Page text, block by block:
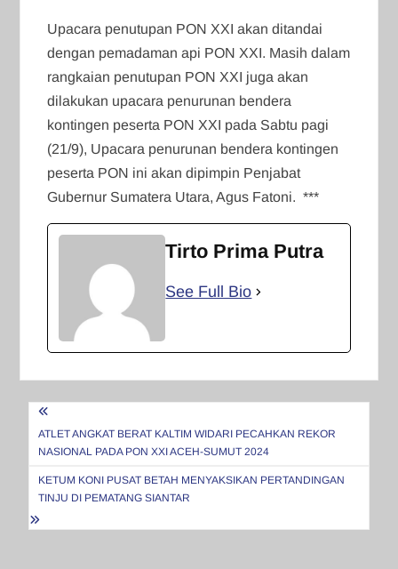
Upacara penutupan PON XXI akan ditandai
dengan pemadaman api PON XXI. Masih dalam
rangkaian penutupan PON XXI juga akan
dilakukan upacara penurunan bendera
kontingen peserta PON XXI pada Sabtu pagi
(21/9), Upacara penurunan bendera kontingen
peserta PON ini akan dipimpin Penjabat
Gubernur Sumatera Utara, Agus Fatoni. ***
Tirto Prima Putra
See Full Bio
Navigasi
pos
ATLET ANGKAT BERAT KALTIM WIDARI PECAHKAN REKOR
NASIONAL PADA PON XXI ACEH-SUMUT 2024
KETUM KONI PUSAT BETAH MENYAKSIKAN PERTANDINGAN
TINJU DI PEMATANG SIANTAR